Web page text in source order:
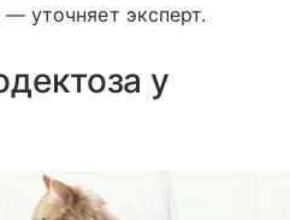
уточняет эксперт.
у